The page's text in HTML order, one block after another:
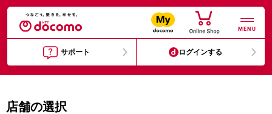
MENU
サポート ログインする
店舗の選択